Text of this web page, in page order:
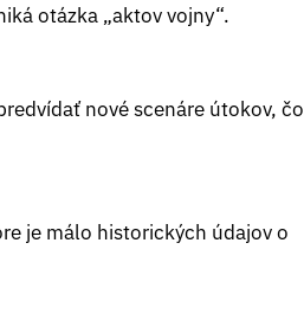
otázka „aktov vojny“.
nové scenáre útokov, čo
je málo historických údajov o